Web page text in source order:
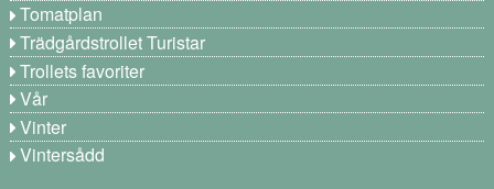
Tomatplan
Trädgårdstrollet Turistar
Trollets favoriter
Vår
Vinter
Vintersådd